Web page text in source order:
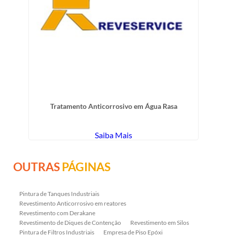
Tratamento Anticorrosivo em Água Rasa
Saiba Mais
OUTRASPÁGINAS
Pintura de Tanques Industriais
Revestimento Anticorrosivo em reatores
Revestimento com Derakane
Revestimento de Diques de Contenção
Revestimento em Silos
Pintura de Filtros Industriais
Empresa de Piso Epóxi